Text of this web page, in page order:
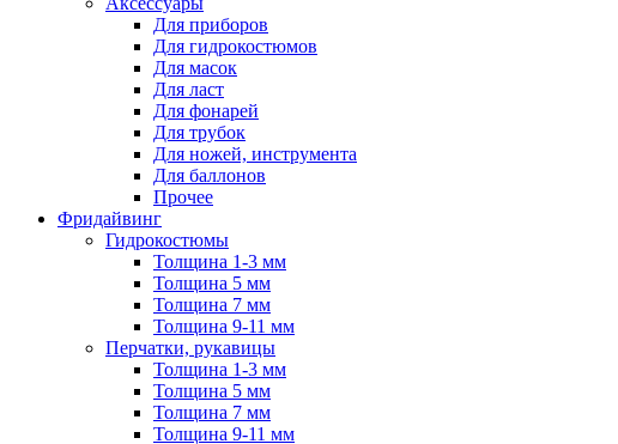
Для приборов
Для гидрокостюмов
Для масок
Для ласт
Для фонарей
Для трубок
Для ножей, инструмента
Для баллонов
Прочее
Фридайвинг
Гидрокостюмы
Толщина 1-3 мм
Толщина 5 мм
Толщина 7 мм
Толщина 9-11 мм
Перчатки, рукавицы
Толщина 1-3 мм
Толщина 5 мм
Толщина 7 мм
Толщина 9-11 мм